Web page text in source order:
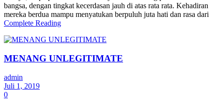
bangsa, dengan tingkat kecerdasan jauh di atas rata rata. Kehadiran
mereka berdua mampu menyatukan berpuluh juta hati dan rasa dari
Complete Reading
MENANG UNLEGITIMATE
admin
Juli 1, 2019
0